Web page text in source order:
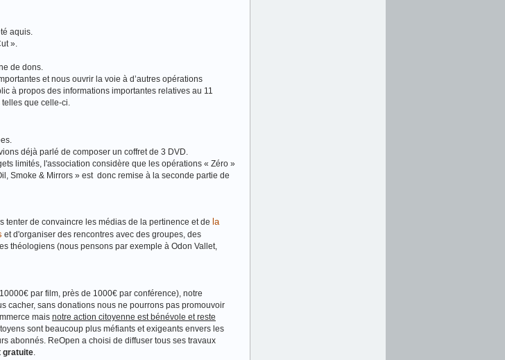
aquis.
».
de dons.
et nous ouvrir la voie à d’autres opérations
à propos des informations importantes relatives au 11
que celle‐ci.
déjà parlé de composer un coffret de 3 DVD.
limités, l'association considère que les opérations « Zéro »
Smoke & Mirrors » est donc remise à la seconde partie de
tenter de convaincre les médias de la pertinence et de la
et d'organiser des rencontres avec des groupes, des
théologiens (nous pensons par exemple à Odon Vallet,
par film, près de 1000€ par conférence), notre
cacher, sans donations nous ne pourrons pas promouvoir
mais notre action citoyenne est bénévole et reste
sont beaucoup plus méfiants et exigeants envers les
abonnés. ReOpen a choisi de diffuser tous ses travaux
gratuite.